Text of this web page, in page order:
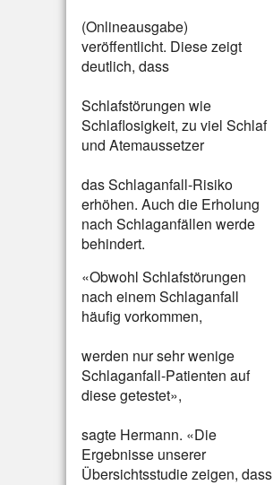
(Onlineausgabe)
veröffentlicht. Diese zeigt
deutlich, dass
Schlafstörungen wie
Schlaflosigkeit, zu viel Schlaf
und Atemaussetzer
das Schlaganfall-Risiko
erhöhen. Auch die Erholung
nach Schlaganfällen werde
behindert.
«Obwohl Schlafstörungen
nach einem Schlaganfall
häufig vorkommen,
werden nur sehr wenige
Schlaganfall-Patienten auf
diese getestet»,
sagte Hermann. «Die
Ergebnisse unserer
Übersichtsstudie zeigen, dass